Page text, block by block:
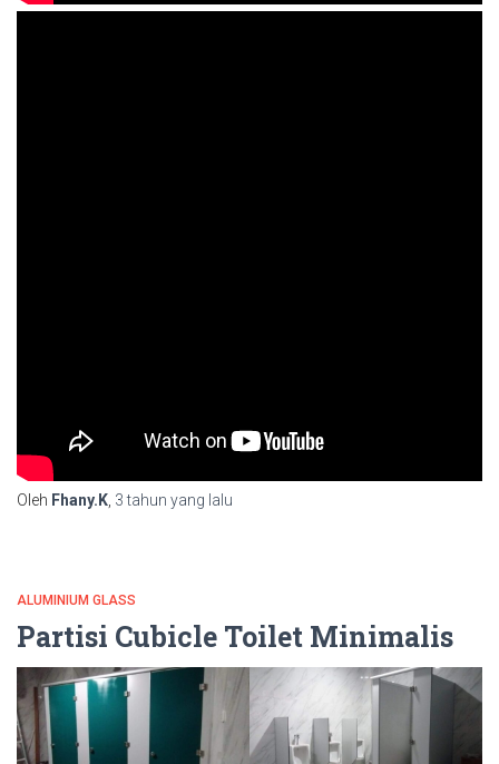
Oleh Fhany.K 3 tahun yang lalu
ALUMINIUM GLASS
Partisi Cubicle Toilet Minimalis